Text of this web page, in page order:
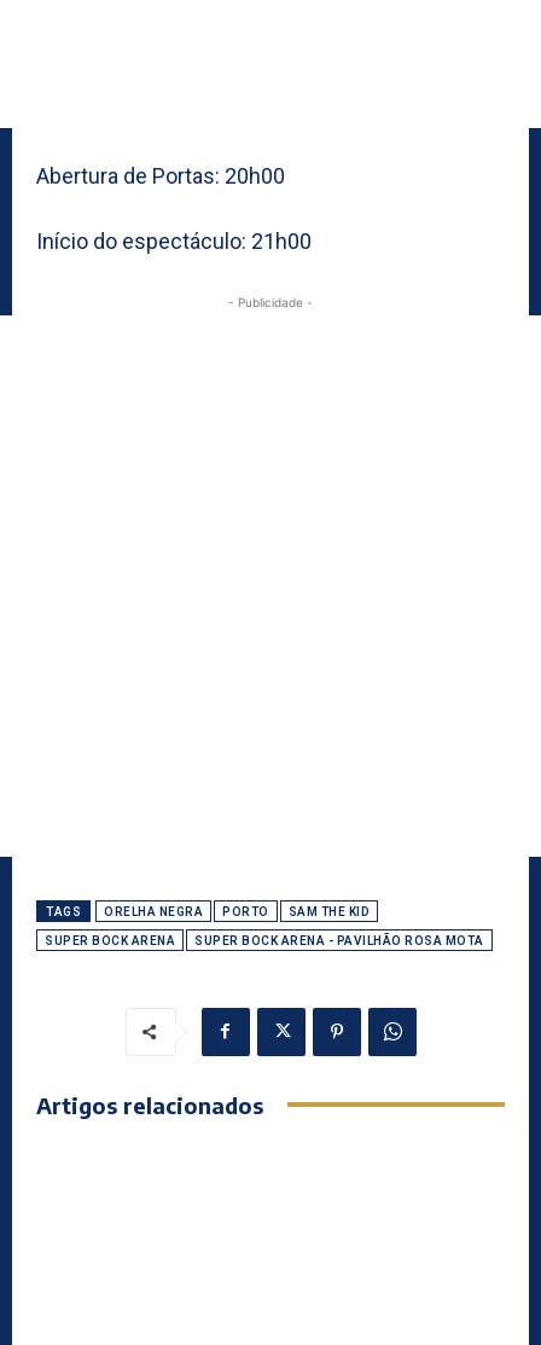
Abertura de Portas: 20h00
Início do espectáculo: 21h00
- Publicidade -
TAGS ORELHA NEGRA PORTO SAM THE KID
SUPER BOCK ARENA SUPER BOCK ARENA - PAVILHÃO ROSA MOTA
Artigos relacionados